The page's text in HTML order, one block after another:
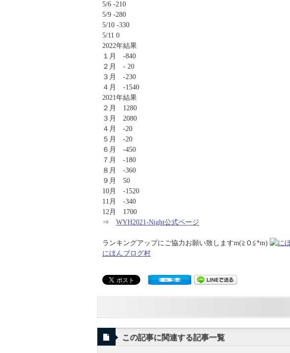
5/6 -210
5/9 -280
5/10 -330
5/11 0
2022年結果
１月 -840
２月 - 20
３月 -230
４月 -1540
2021年結果
２月 1280
３月 2080
４月 -20
５月 -20
６月 -450
７月 -180
８月 -360
９月 50
10月 -1520
11月 -340
12月 1700
⇒ WYH2021-Night公式ページ
ランキングアップにご協力お願い致しますm(≧Ｏ≦*m)
にほんブログ村
この記事に関連する記事一覧